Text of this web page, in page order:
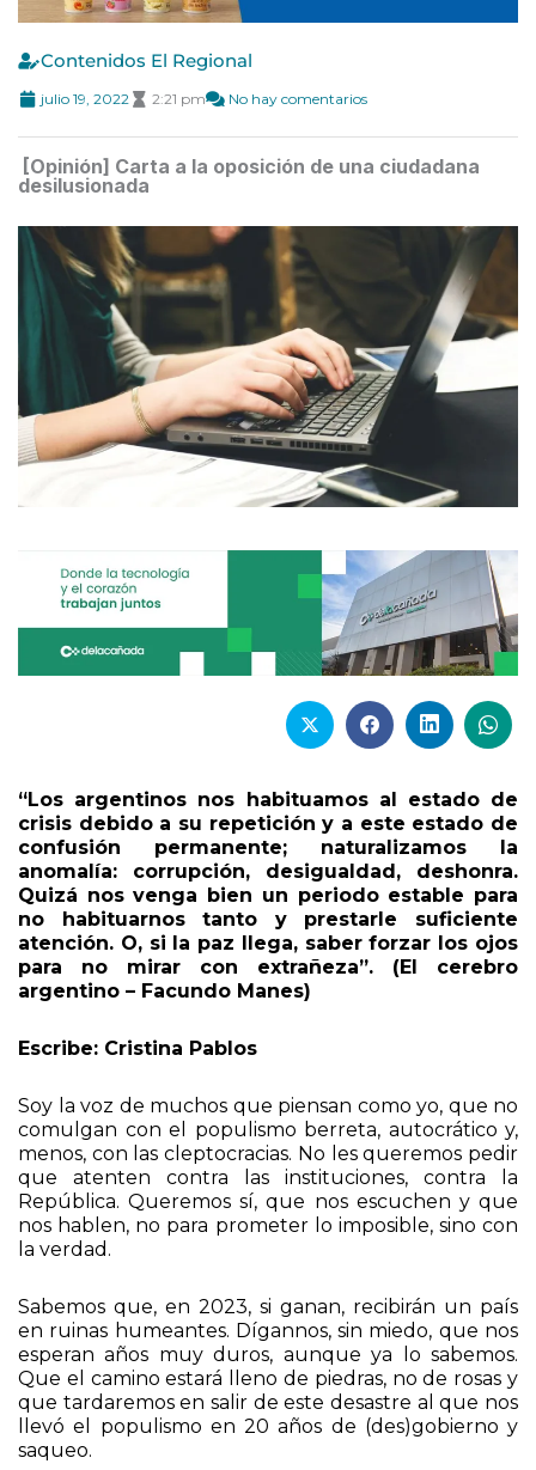
Contenidos El Regional
julio 19, 2022 2:21 pm No hay comentarios
[Opinión] Carta a la oposición de una ciudadana
desilusionada
“Los argentinos nos habituamos al estado de
crisis debido a su repetición y a este estado de
confusión permanente; naturalizamos la
anomalía: corrupción, desigualdad, deshonra.
Quizá nos venga bien un periodo estable para
no habituarnos tanto y prestarle suficiente
atención. O, si la paz llega, saber forzar los ojos
para no mirar con extrañeza”. (El cerebro
argentino – Facundo Manes)
Escribe: Cristina Pablos
Soy la voz de muchos que piensan como yo, que no
comulgan con el populismo berreta, autocrático y,
menos, con las cleptocracias. No les queremos pedir
que atenten contra las instituciones, contra la
República. Queremos sí, que nos escuchen y que
nos hablen, no para prometer lo imposible, sino con
la verdad.
Sabemos que, en 2023, si ganan, recibirán un país
en ruinas humeantes. Dígannos, sin miedo, que nos
esperan años muy duros, aunque ya lo sabemos.
Que el camino estará lleno de piedras, no de rosas y
que tardaremos en salir de este desastre al que nos
llevó el populismo en 20 años de (des)gobierno y
saqueo.